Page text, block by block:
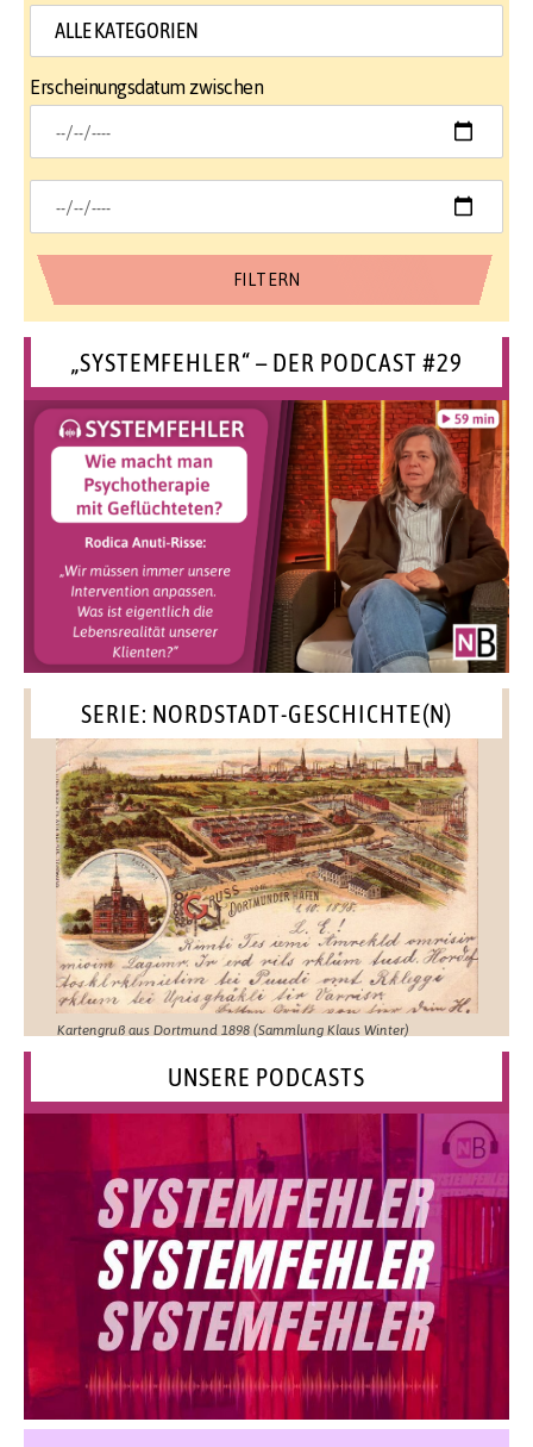
Erscheinungsdatum zwischen
„SYSTEMFEHLER“ – DER PODCAST #29
SERIE: NORDSTADT-GESCHICHTE(N)
Kartengruß aus Dortmund 1898 (Sammlung Klaus Winter)
UNSERE PODCASTS